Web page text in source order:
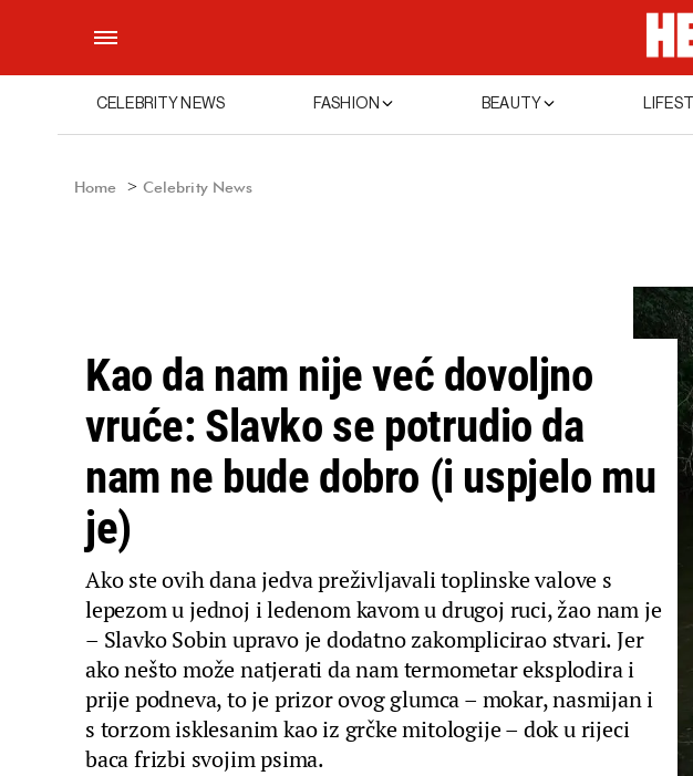
CELEBRITY NEWS FASHION BEAUTY
Home Celebrity News
Kao da nam nije već dovoljno
vruće: Slavko se potrudio da
nam ne bude dobro (i uspjelo mu
je)
Ako ste ovih dana jedva preživljavali toplinske valove s
lepezom u jednoj i ledenom kavom u drugoj ruci, žao nam je
– Slavko Sobin upravo je dodatno zakomplicirao stvari. Jer
ako nešto može natjerati da nam termometar eksplodira i
prije podneva, to je prizor ovog glumca – mokar, nasmijan i
s torzom isklesanim kao iz grčke mitologije – dok u rijeci
baca frizbi svojim psima.